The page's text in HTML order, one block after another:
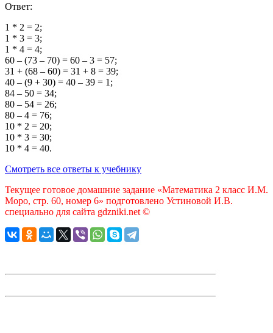
Ответ:
1 * 2 = 2;
1 * 3 = 3;
1 * 4 = 4;
60 – (73 – 70) = 60 – 3 = 57;
31 + (68 – 60) = 31 + 8 = 39;
40 – (9 + 30) = 40 – 39 = 1 ;
84 – 50 = 34;
80 – 54 = 26;
80 – 4 = 76;
10 * 2 = 20;
10 * 3 = 30;
10 * 4 = 40.
Смотреть все ответы к учебнику
Текущее готовое домашние задание «Математика 2 класс И.М.
Моро, стр. 60, номер 6» подготовлено Устиновой И.В.
специально для сайта gdzniki.net ©